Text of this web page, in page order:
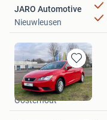
JARO Automotive
Nieuwleusen
Bewaren
in
Mijn
Favorieten
Apc Oosterhout Bv
Oosterhout